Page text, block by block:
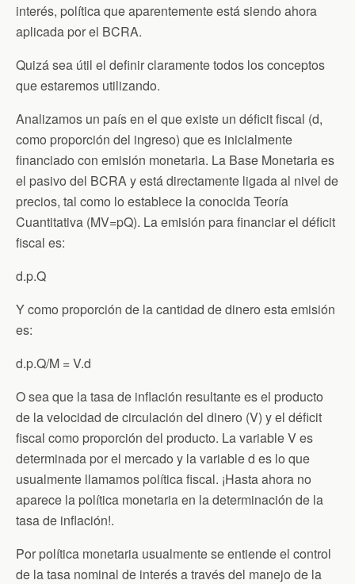
interés, política que aparentemente está siendo ahora
aplicada por el BCRA.
Quizá sea útil el definir claramente todos los conceptos
que estaremos utilizando.
Analizamos un país en el que existe un déficit fiscal (d,
como proporción del ingreso) que es inicialmente
financiado con emisión monetaria. La Base Monetaria es
el pasivo del BCRA y está directamente ligada al nivel de
precios, tal como lo establece la conocida Teoría
Cuantitativa (MV=pQ). La emisión para financiar el déficit
fiscal es:
d.p.Q
Y como proporción de la cantidad de dinero esta emisión
es:
d.p.Q/M = V.d
O sea que la tasa de inflación resultante es el producto
de la velocidad de circulación del dinero (V) y el déficit
fiscal como proporción del producto. La variable V es
determinada por el mercado y la variable d es lo que
usualmente llamamos política fiscal. ¡Hasta ahora no
aparece la política monetaria en la determinación de la
tasa de inflación!.
Por política monetaria usualmente se entiende el control
de la tasa nominal de interés a través del manejo de la